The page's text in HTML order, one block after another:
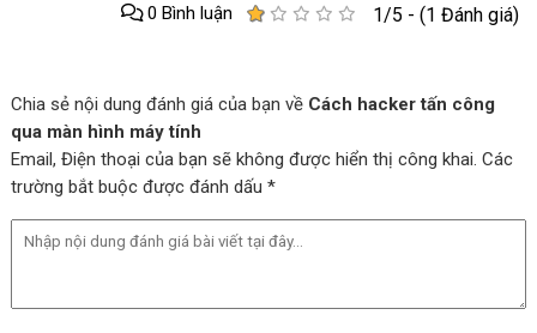
1/5 - (1 Đánh giá)
0 Bình luận
Chia sẻ nội dung đánh giá của bạn về Cách hacker tấn công
qua màn hình máy tính
Email, Điện thoại của bạn sẽ không được hiển thị công khai. Các
trường bắt buộc được đánh dấu *